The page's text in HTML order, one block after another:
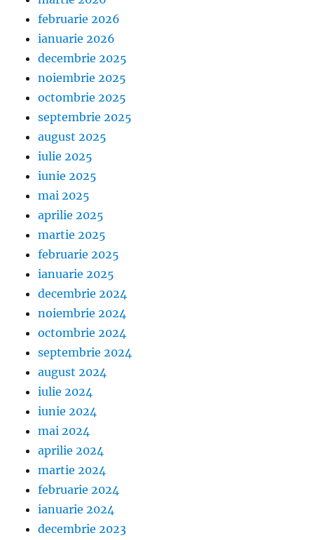
februarie 2026
ianuarie 2026
decembrie 2025
noiembrie 2025
octombrie 2025
septembrie 2025
august 2025
iulie 2025
iunie 2025
mai 2025
aprilie 2025
martie 2025
februarie 2025
ianuarie 2025
decembrie 2024
noiembrie 2024
octombrie 2024
septembrie 2024
august 2024
iulie 2024
iunie 2024
mai 2024
aprilie 2024
martie 2024
februarie 2024
ianuarie 2024
decembrie 2023